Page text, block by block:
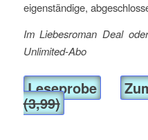
eigenständige,
Im Liebesroman Deal
Unlimited-Abo
Leseprobe
(3,99)